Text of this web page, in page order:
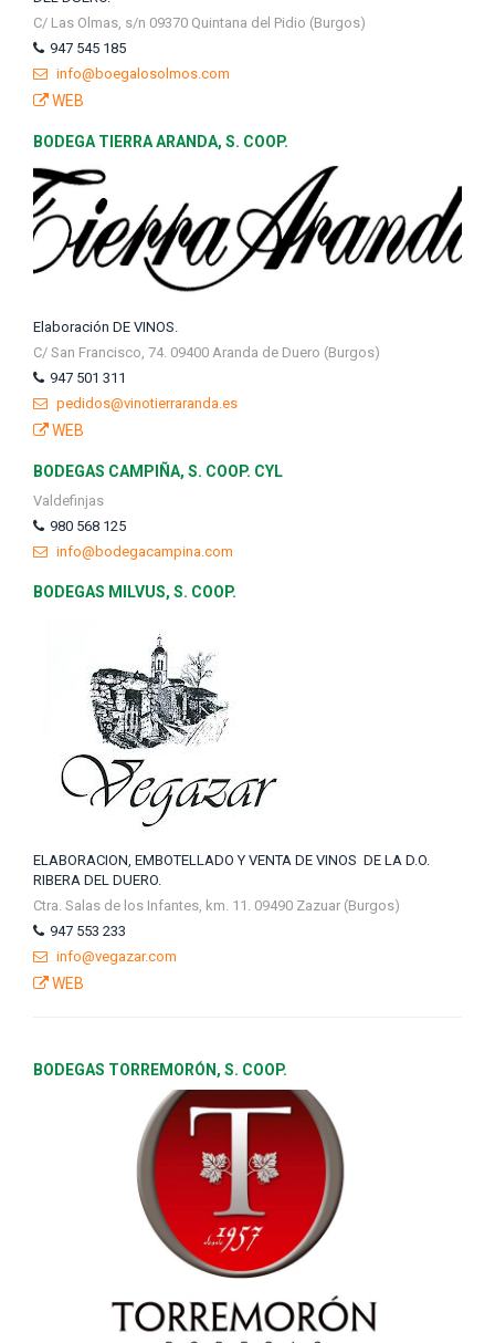
C/ Las Olmas, s/n 09370 Quintana del Pidio (Burgos)
947 545 185
info@boegalosolmos.com
WEB
BODEGA TIERRA ARANDA, S. COOP.
Elaboración DE VINOS.
C/ San Francisco, 74. 09400 Aranda de Duero (Burgos)
947 501 311
pedidos@vinotierraranda.es
WEB
BODEGAS CAMPIÑA, S. COOP. CYL
Valdefinjas
980 568 125
info@bodegacampina.com
BODEGAS MILVUS, S. COOP.
ELABORACION, EMBOTELLADO Y VENTA DE VINOS DE LA D.O.
RIBERA DEL DUERO.
Ctra. Salas de los Infantes, km. 11. 09490 Zazuar (Burgos)
947 553 233
info@vegazar.com
WEB
BODEGAS TORREMORÓN, S. COOP.